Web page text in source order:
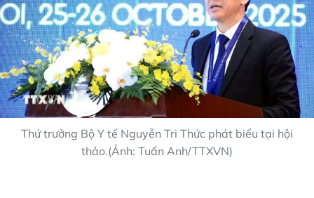
Thứ trưởng Bộ Y tế Nguyễn Tri Thức phát biểu tại hội
thảo.(Ảnh: Tuấn Anh/TTXVN)